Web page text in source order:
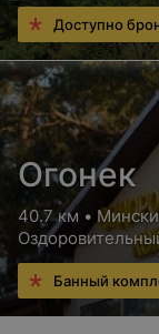
Доступно
Огонек
40.7 км •
Банный